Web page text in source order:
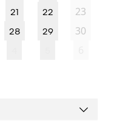
21 22 23
28 29 30